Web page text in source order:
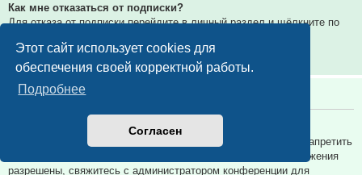
Этот сайт использует cookies для
обеспечения своей корректной работы.
Подробнее
Согласен
Как мне отказаться от подписки?
Для отказа от подписки перейдите в личный раздел и щёлкните по
Вернуться к началу
Вложения
Какие вложения разрешены на этой конференции?
Администратор каждой конференции может разрешить или запретить
определённые типы вложений. Если вы не знаете, какие вложения
разрешены, свяжитесь с администратором конференции для